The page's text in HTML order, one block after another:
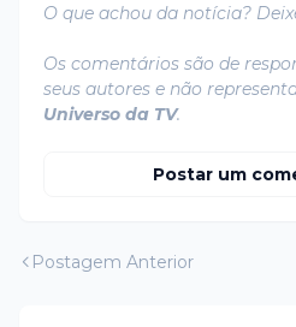
O que achou da notícia?
Os comentários são de
seus autores e não
Universo da TV.
Postar um
Postagem Anterior